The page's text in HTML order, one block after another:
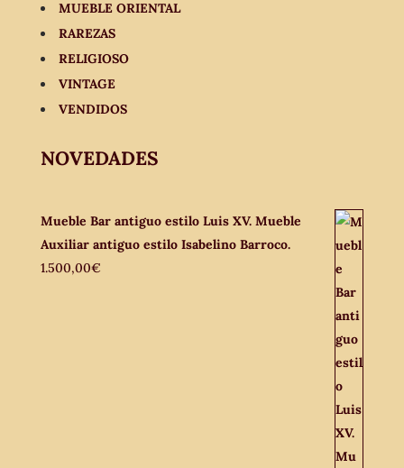
MUEBLE ORIENTAL
RAREZAS
RELIGIOSO
VINTAGE
VENDIDOS
NOVEDADES
Mueble Bar antiguo estilo Luis XV. Mueble
Auxiliar antiguo estilo Isabelino Barroco.
1.500,00€